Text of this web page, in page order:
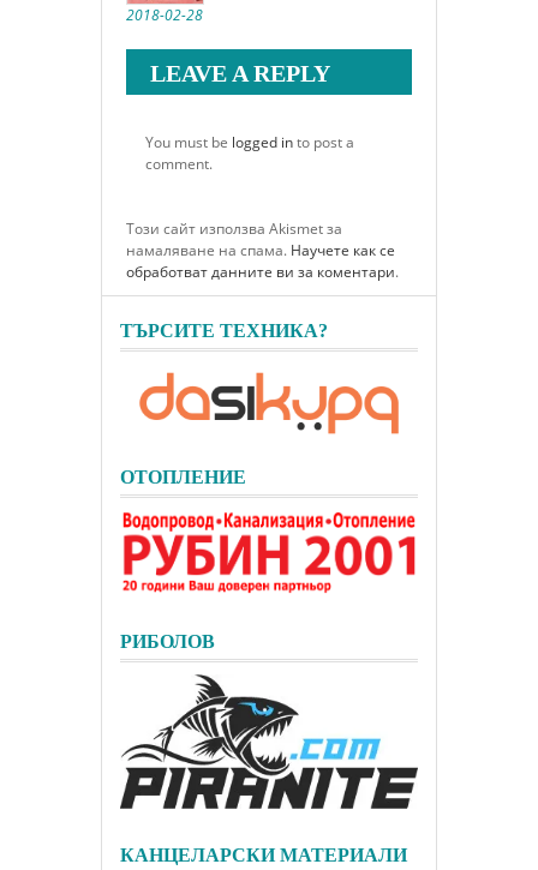
2018-02-28
LEAVE A REPLY
You must be logged into post a
comment.
Този сайт използва Akismet за
намаляване на спама. Научете как се
обработват данните ви за коментари.
ТЪРСИТЕ ТЕХНИКА?
ОТОПЛЕНИЕ
РИБОЛОВ
КАНЦЕЛАРСКИ МАТЕРИАЛИ